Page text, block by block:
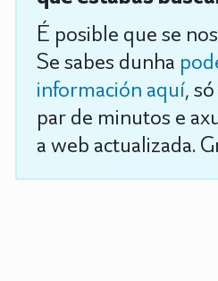
É posible que se
Se sabes dunha
información aquí,
par de minutos e
a web actualizada.